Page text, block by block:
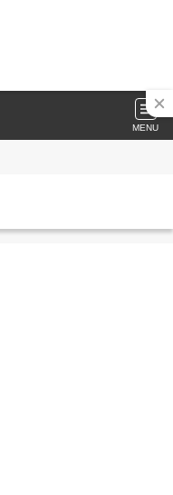
MENU